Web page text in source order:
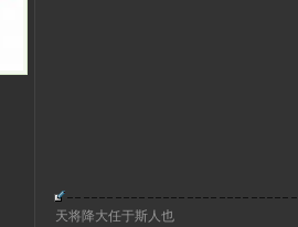
天将降大任于斯人也